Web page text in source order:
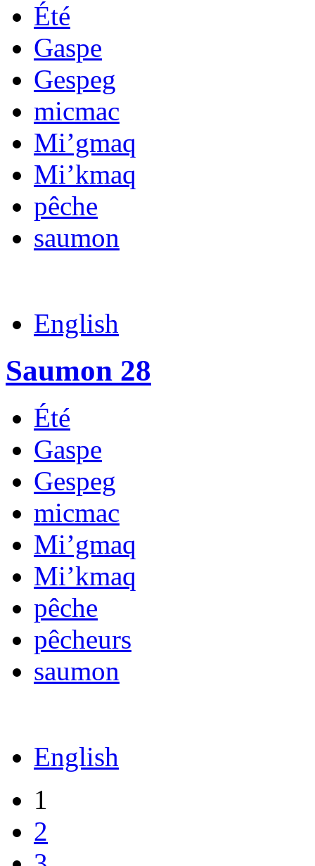
Été
Gaspe
Gespeg
micmac
Mi’gmaq
Mi’kmaq
pêche
saumon
English
Saumon 28
Été
Gaspe
Gespeg
micmac
Mi’gmaq
Mi’kmaq
pêche
pêcheurs
saumon
English
1
2